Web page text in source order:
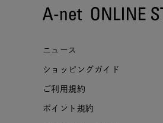
ニュース
ショッピングガイド
ご利用規約
ポイント規約